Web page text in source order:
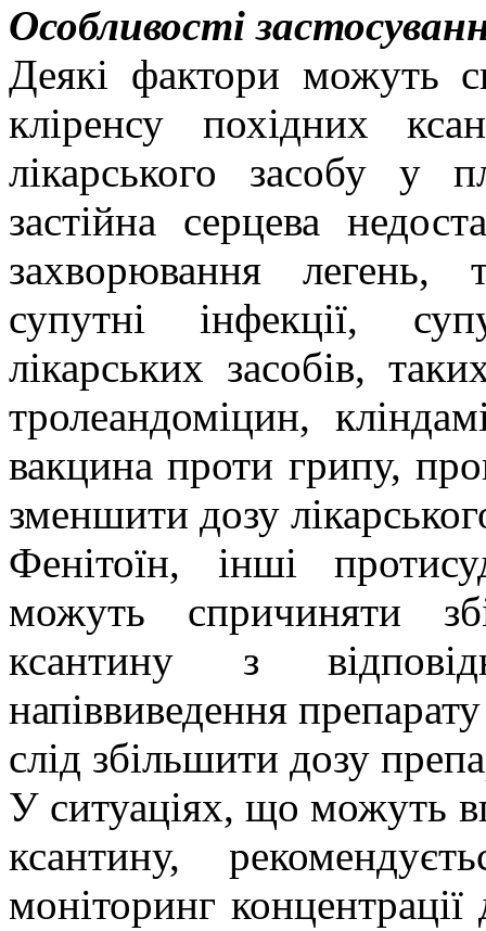
Особливості
Деякі фактори можуть
кліренсу похідних
лікарського засобу у
застійна серцева
захворювання легень,
супутні інфекції,
лікарських засобів,
тролеандоміцин,
вакцина проти грипу,
зменшити дозу
Фенітоїн, інші
можуть спричиняти
ксантину з
напіввиведення
слід збільшити дозу
У ситуаціях, що можуть
ксантину,
моніторинг